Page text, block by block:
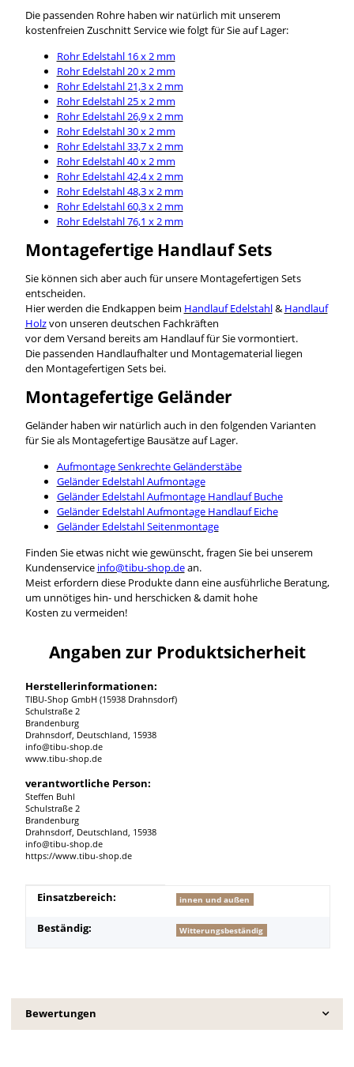
Die passenden Rohre haben wir natürlich mit unserem
kostenfreien Zuschnitt Service wie folgt für Sie auf Lager:
Rohr Edelstahl 16 x 2 mm
Rohr Edelstahl 20 x 2 mm
Rohr Edelstahl 21,3 x 2 mm
Rohr Edelstahl 25 x 2 mm
Rohr Edelstahl 26,9 x 2 mm
Rohr Edelstahl 30 x 2 mm
Rohr Edelstahl 33,7 x 2 mm
Rohr Edelstahl 40 x 2 mm
Rohr Edelstahl 42,4 x 2 mm
Rohr Edelstahl 48,3 x 2 mm
Rohr Edelstahl 60,3 x 2 mm
Rohr Edelstahl 76,1 x 2 mm
Montagefertige Handlauf Sets
Sie können sich aber auch für unsere Montagefertigen Sets
entscheiden.
Hier werden die Endkappen beim Handlauf Edelstahl& Handlauf
Holzvon unseren deutschen Fachkräften
vor dem Versand bereits am Handlauf für Sie vormontiert.
Die passenden Handlaufhalter und Montagematerial liegen
den Montagefertigen Sets bei.
Montagefertige Geländer
Geländer haben wir natürlich auch in den folgenden Varianten
für Sie als Montagefertige Bausätze auf Lager.
Aufmontage Senkrechte Geländerstäbe
Geländer Edelstahl Aufmontage
Geländer Edelstahl Aufmontage Handlauf Buche
Geländer Edelstahl Aufmontage Handlauf Eiche
Geländer Edelstahl Seitenmontage
Finden Sie etwas nicht wie gewünscht, fragen Sie bei unserem
Kundenservice info@tibu-shop.dean.
Meist erfordern diese Produkte dann eine ausführliche Beratung,
um unnötiges hin- und herschicken & damit hohe
Kosten zu vermeiden!
Angaben zur Produktsicherheit
Herstellerinformationen:
TIBU-Shop GmbH (15938 Drahnsdorf)
Schulstraße 2
Brandenburg
Drahnsdorf, Deutschland, 15938
info@tibu-shop.de
www.tibu-shop.de
verantwortliche Person:
Steffen Buhl
Schulstraße 2
Brandenburg
Drahnsdorf, Deutschland, 15938
info@tibu-shop.de
https://www.tibu-shop.de
Produkteigenschaft
Wert
Einsatzbereich: innen und außen
Beständig: Witterungsbeständig
Bewertungen